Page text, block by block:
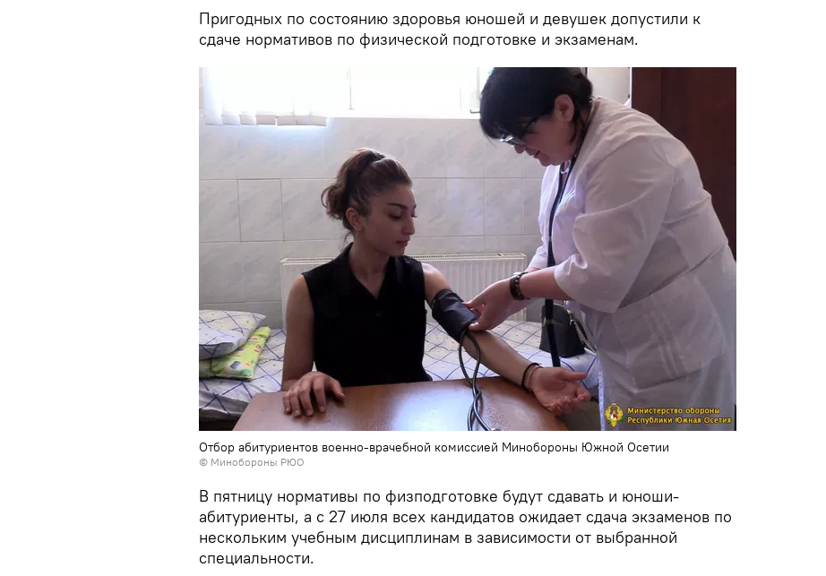
Пригодных по состоянию здоровья юношей и девушек допустили к
сдаче нормативов по физической подготовке и экзаменам.
Отбор абитуриентов военно-врачебной комиссией Минобороны Южной Осетии
© Минобороны РЮО
В пятницу нормативы по физподготовке будут сдавать и юноши-
абитуриенты, а с 27 июля всех кандидатов ожидает сдача экзаменов по
нескольким учебным дисциплинам в зависимости от выбранной
специальности.